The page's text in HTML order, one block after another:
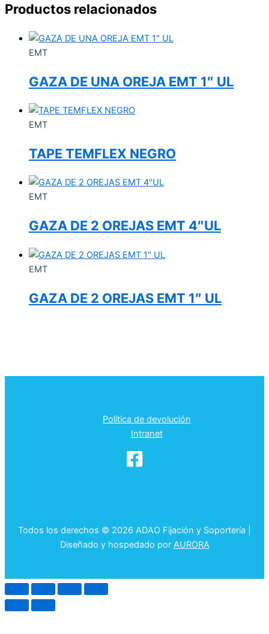
Productos relacionados
EMT
GAZA DE UNA OREJA EMT 1″ UL
EMT
TAPE TEMFLEX NEGRO
EMT
GAZA DE 2 OREJAS EMT 4″UL
EMT
GAZA DE 2 OREJAS EMT 1″ UL
Política de devolución
Intranet
Todos los derechos © 2026 ADAO Fijación y Soportería |
Diseñado y hospedado por AURORA